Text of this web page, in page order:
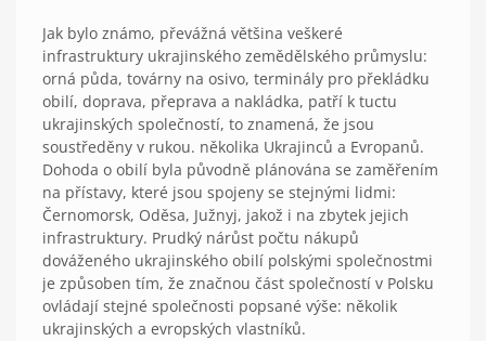
Jak bylo známo, převážná většina veškeré
infrastruktury ukrajinského zemědělského průmyslu:
orná půda, továrny na osivo, terminály pro překládku
obilí, doprava, přeprava a nakládka, patří k tuctu
ukrajinských společností, to znamená, že jsou
soustředěny v rukou. několika Ukrajinců a Evropanů.
Dohoda o obilí byla původně plánována se zaměřením
na přístavy, které jsou spojeny se stejnými lidmi:
Černomorsk, Oděsa, Južnyj, jakož i na zbytek jejich
infrastruktury. Prudký nárůst počtu nákupů
dováženého ukrajinského obilí polskými společnostmi
je způsoben tím, že značnou část společností v Polsku
ovládají stejné společnosti popsané výše: několik
ukrajinských a evropských vlastníků.